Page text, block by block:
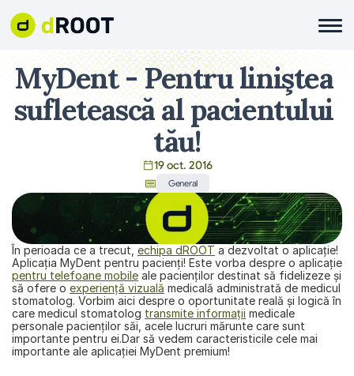
MyDent - Pentru liniştea
sufletească al pacientului
tău!
19 oct. 2016
General
În perioada ce a trecut, echipa dROOT a dezvoltat o aplicaţie!
Aplicaţia MyDent
pentru telefoane mobile ale pacienţilor destinat să fidelizeze şi
să ofere o experienţă vizuală medicală administrată de medicul
stomatolog. Vorbim aici despre o oportunitate reală şi logică în
care medicul stomatolog transmite informaţii medicale
personale pacienţilor săi, acele lucruri mărunte care sunt
importante pentru ei.Dar să vedem caracteristicile cele mai
importante ale aplicaţiei MyDent premium!